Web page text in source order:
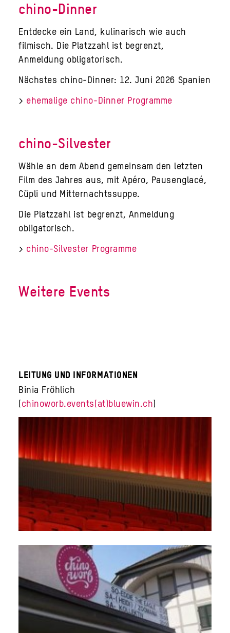
chino-Dinner
Entdecke ein Land, kulinarisch wie auch
filmisch. Die Platzzahl ist begrenzt,
Anmeldung obligatorisch.
Nächstes chino-Dinner: 12. Juni 2026 Spanien
> ehemalige chino-Dinner Programme
chino-Silvester
Wähle an dem Abend gemeinsam den letzten
Film des Jahres aus, mit Apéro, Pausenglacé,
Cüpli und Mitternachtssuppe.
Die Platzzahl ist begrenzt, Anmeldung
obligatorisch.
> chino-Silvester Programme
Weitere Events
Leitung und Informationen
Binia Fröhlich
(chinoworb.events(at)bluewin.ch)